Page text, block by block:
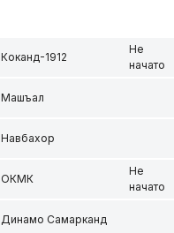
Коканд-1912
Не
начато
Машъал
Навбахор
ОКМК
Не
начато
Динамо Самарканд